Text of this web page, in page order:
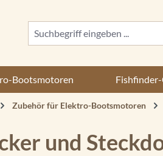
Bootsmotoren
Zubehör für Elektro-Bootsmotoren
und